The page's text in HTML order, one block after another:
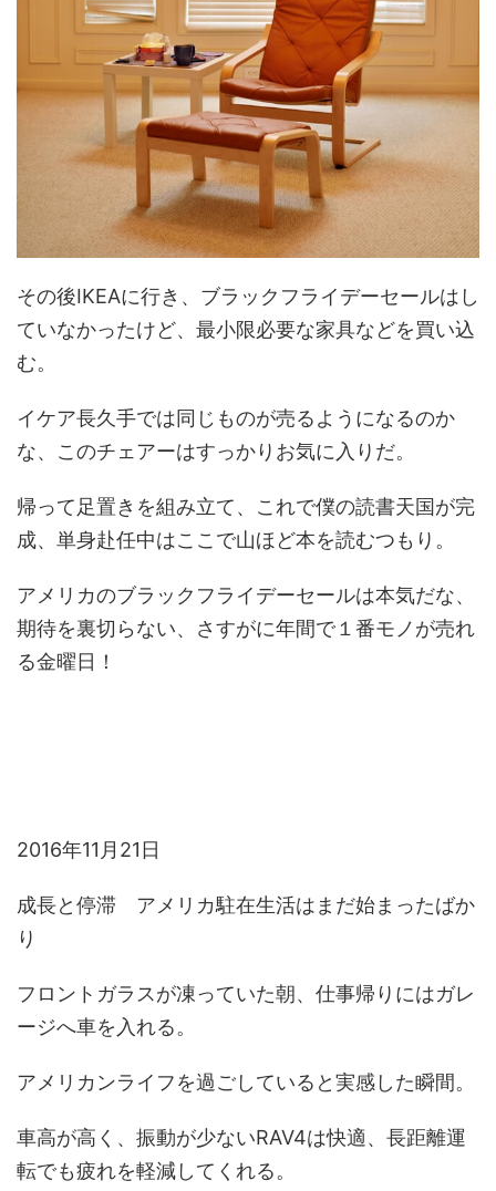
その後IKEAに行き、ブラックフライデーセールはし
ていなかったけど、最小限必要な家具などを買い込
む。
イケア長久手では同じものが売るようになるのか
な、このチェアーはすっかりお気に入りだ。
帰って足置きを組み立て、これで僕の読書天国が完
成、単身赴任中はここで山ほど本を読むつもり。
アメリカのブラックフライデーセールは本気だな、
期待を裏切らない、さすがに年間で１番モノが売れ
る金曜日！
2016年11月21日
成長と停滞 アメリカ駐在生活はまだ始まったばか
り
フロントガラスが凍っていた朝、仕事帰りにはガレ
ージへ車を入れる。
アメリカンライフを過ごしていると実感した瞬間。
車高が高く、振動が少ないRAV4は快適、長距離運
転でも疲れを軽減してくれる。